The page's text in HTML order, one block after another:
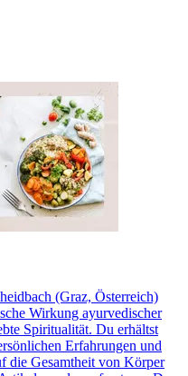
(Graz, Österreich)
Wirkung ayurvedischer
Spiritualität. Du erhältst
Erfahrungen und
die Gesamtheit von Körper